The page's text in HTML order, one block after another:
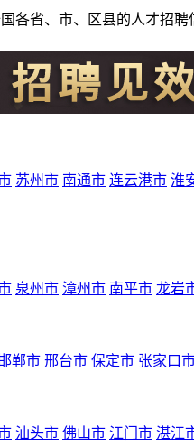
各省、市、区县的人才招
苏州市 南通市 连云港市 淮
泉州市 漳州市 南平市 龙岩
郸市 邢台市 保定市 张家口
汕头市 佛山市 江门市 湛江